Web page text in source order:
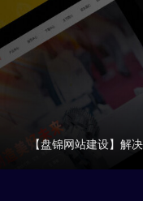
【盘锦网站建设】解